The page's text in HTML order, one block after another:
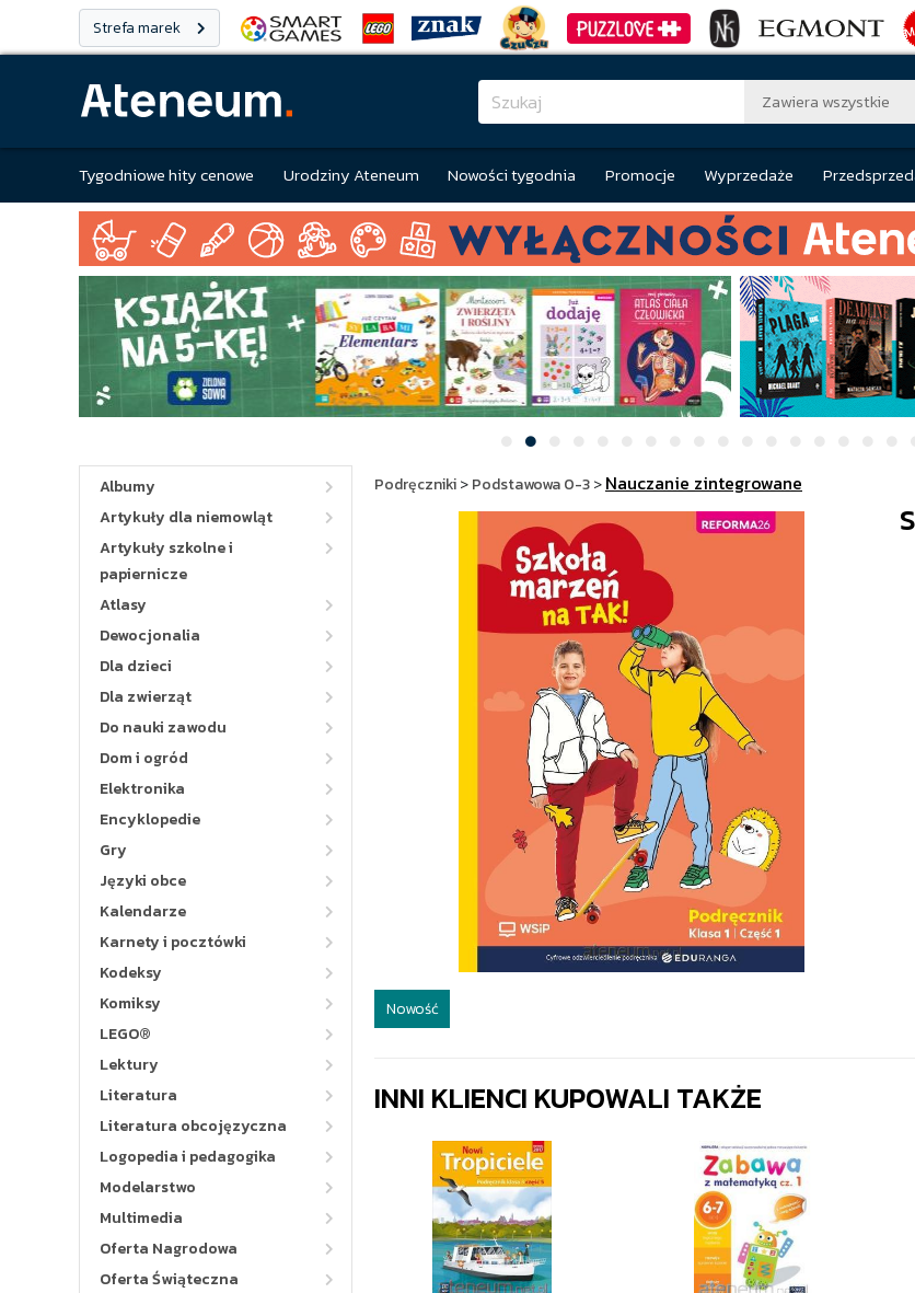
Strefa marek
Zawiera wszystkie
Tygodniowe hity cenowe Urodziny Ateneum Nowości tygodnia Promocje Wyprzedaże
Albumy
Artykuły dla niemowląt
Artykuły szkolne i
papiernicze
Atlasy
Dewocjonalia
Dla dzieci
Dla zwierząt
Do nauki zawodu
Dom i ogród
Elektronika
Encyklopedie
Gry
Języki obce
Kalendarze
Karnety i pocztówki
Kodeksy
Komiksy
LEGO®
Lektury
Literatura
Literatura obcojęzyczna
Logopedia i pedagogika
Modelarstwo
Multimedia
Oferta Nagrodowa
Oferta Świąteczna
Podręczniki>Podstawowa 0-3>Nauczanie zintegrowane
Nowość
INNI KLIENCI KUPOWALI TAKŻE